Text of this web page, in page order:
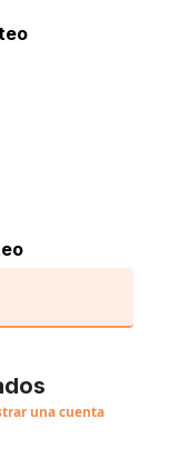
una cuenta